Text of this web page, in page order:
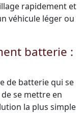
rapidement et
véhicule léger ou
batterie :
de batterie qui se
se mettre en
la plus simple